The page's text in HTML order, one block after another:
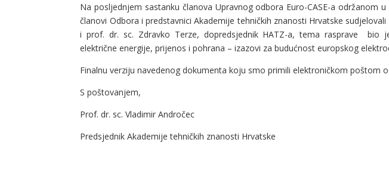
Na posljednjem sastanku članova Upravnog odbora Euro-CASE-a održanom
članovi Odbora i predstavnici Akademije tehničkih znanosti Hrvatske
i prof. dr. sc. Zdravko Terze, dopredsjednik HATZ-a, tema rasprave bio
električne energije, prijenos i pohrana – izazovi za budućnost europskog
Finalnu verziju navedenog dokumenta koju smo primili elektroničkom poštom
S poštovanjem,
Prof. dr. sc. Vladimir Andročec
Predsjednik Akademije tehničkih znanosti Hrvatske